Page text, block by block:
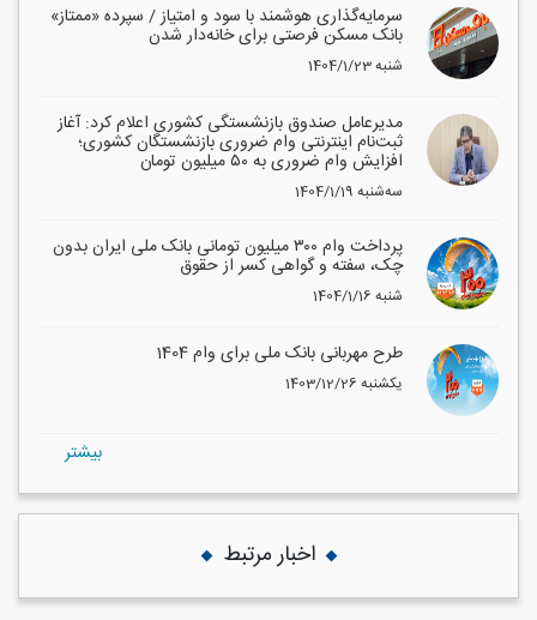
سرمایه‌گذاری هوشمند با سود و امتیاز / سپرده «ممتاز»
بانک مسکن فرصتی برای خانه‌دار شدن
1404/1/23 شنبه
مدیرعامل صندوق بازنشستگی کشوری اعلام کرد: آغاز
ثبت‌نام اینترنتی وام ضروری بازنشستگان کشوری؛
افزایش وام ضروری به ۵۰ میلیون تومان
1404/1/19 سه‌شنبه
پرداخت وام ۳۰۰ میلیون تومانی بانک ملی ایران بدون
چک، سفته و گواهی کسر از حقوق
1404/1/16 شنبه
طرح مهربانی بانک ملی برای وام 1404
1403/12/26 یکشنبه
بيشتر
اخبار مرتبط